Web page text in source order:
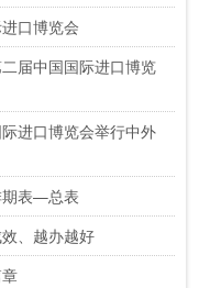
口博览会
届中国国际进口博览
进口博览会举行中外
期表—总表
、越办越好